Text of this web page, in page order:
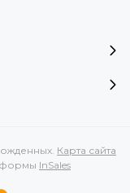
Карта сайта
InSales